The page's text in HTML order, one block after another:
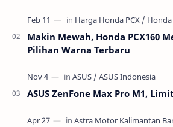
per…
Makin Mewah, Honda PCX160
Pilihan Warna Terbaru
ASUS ZenFone Max Pro M1,